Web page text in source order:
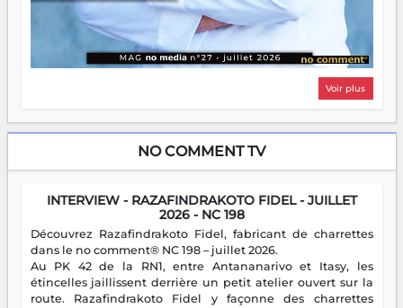
Voir plus
NO COMMENT TV
INTERVIEW - RAZAFINDRAKOTO FIDEL - JUILLET
2026 - NC 198
Découvrez Razafindrakoto Fidel, fabricant de charrettes
dans le no comment® NC 198 – juillet 2026.
Au PK 42 de la RN1, entre Antananarivo et Itasy, les
étincelles jaillissent derrière un petit atelier ouvert sur la
route. Razafindrakoto Fidel y façonne des charrettes